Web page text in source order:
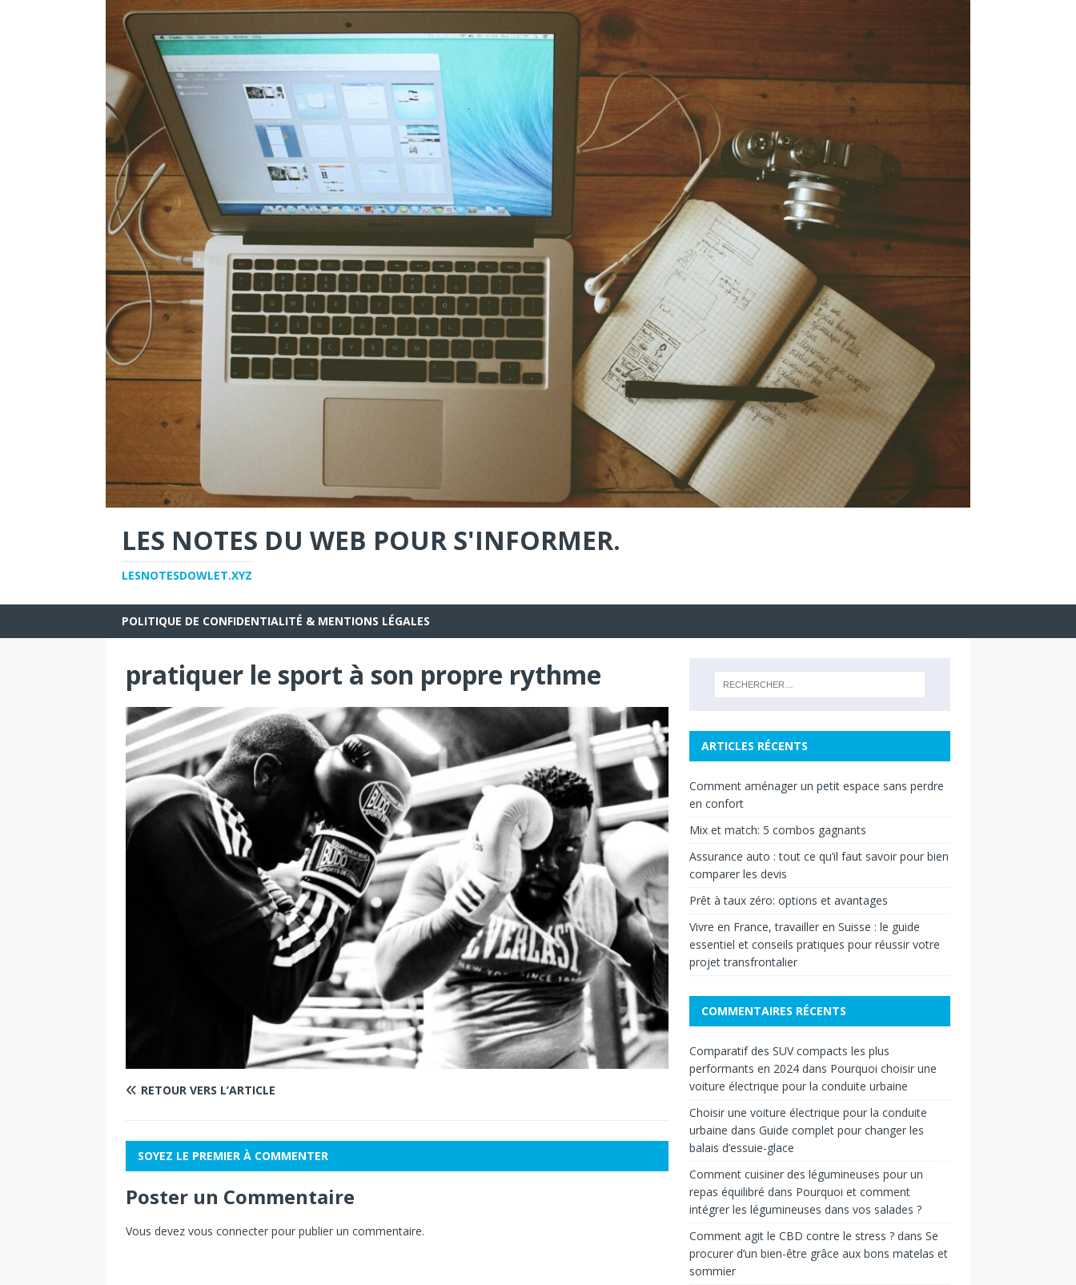
LES NOTES DU WEB POUR S'INFORMER.
LESNOTESDOWLET.XYZ
POLITIQUE DE CONFIDENTIALITÉ & MENTIONS LÉGALES
pratiquer le sport à son propre rythme
RETOUR VERS L’ARTICLE
SOYEZ LE PREMIER À COMMENTER
Poster un Commentaire
Vous devez vous connecter pour publier un commentaire.
ARTICLES RÉCENTS
Comment aménager un petit espace sans perdre
en confort
Mix et match: 5 combos gagnants
Assurance auto : tout ce qu’il faut savoir pour bien
comparer les devis
Prêt à taux zéro: options et avantages
Vivre en France, travailler en Suisse : le guide
essentiel et conseils pratiques pour réussir votre
projet transfrontalier
COMMENTAIRES RÉCENTS
Comparatif des SUV compacts les plus
performants en 2024dans Pourquoi choisir une
voiture électrique pour la conduite urbaine
Choisir une voiture électrique pour la conduite
urbaine dans Guide complet pour changer les
balais d’essuie-glace
Comment cuisiner des légumineuses pour un
repas équilibré dans Pourquoi et comment
intégrer les légumineuses dans vos salades ?
Comment agit le CBD contre le stress ?dans Se
procurer d’un bien-être grâce aux bons matelas et
sommier